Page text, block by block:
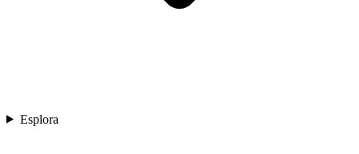
Esplora